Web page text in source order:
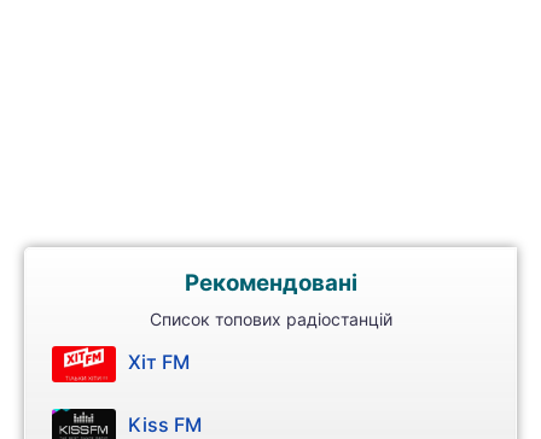
Рекомендовані
Список топових радіостанцій
Хіт FM
Kiss FM